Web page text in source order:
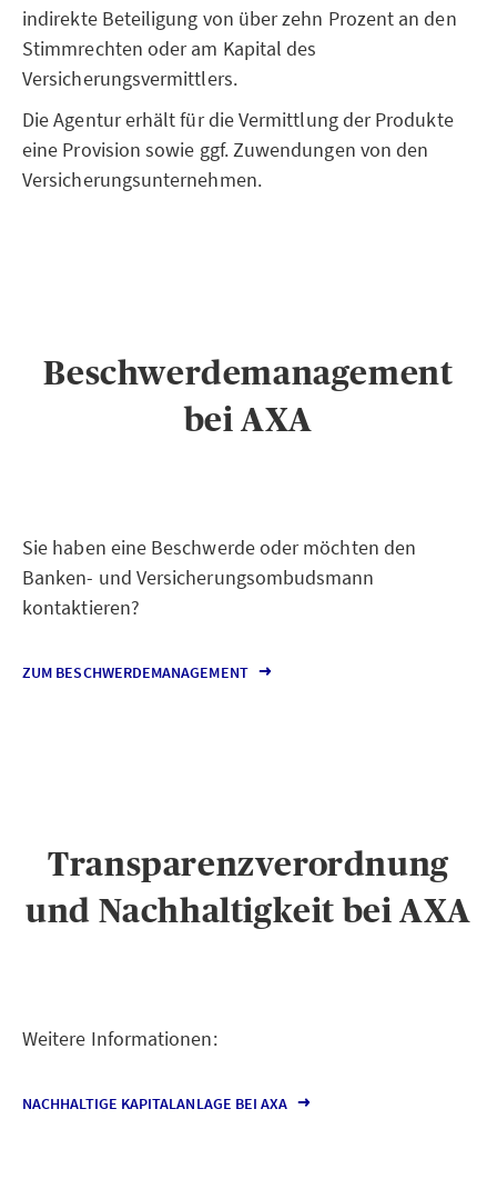
indirekte Beteiligung von über zehn Prozent an den
Stimmrechten oder am Kapital des
Versicherungsvermittlers.
Die Agentur erhält für die Vermittlung der Produkte
eine Provision sowie ggf. Zuwendungen von den
Versicherungsunternehmen.
Beschwerdemanagement
bei AXA
Sie haben eine Beschwerde oder möchten den
Banken- und Versicherungsombudsmann
kontaktieren?
ZUM BESCHWERDEMANAGEMENT
Transparenzverordnung
und Nachhaltigkeit bei AXA
Weitere Informationen:
NACHHALTIGE KAPITALANLAGE BEI AXA